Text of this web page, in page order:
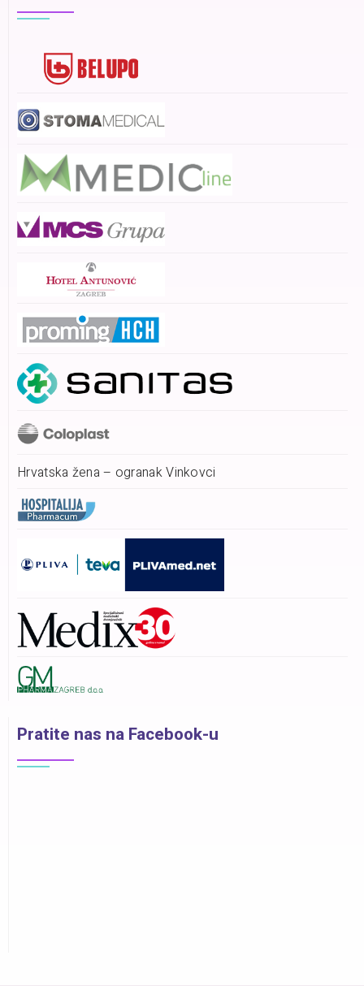
Hrvatska žena – ogranak Vinkovci
Pratite nas na Facebook-u